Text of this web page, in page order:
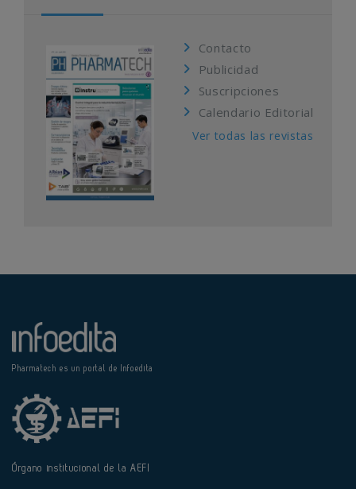
Contacto
Publicidad
Suscripciones
Calendario Editorial
Ver todas las revistas
Pharmatech es un portal de Infoedita
Órgano institucional de la AEFI